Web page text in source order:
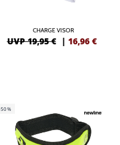
CHARGE VISOR
UVP 19,95 € | 16,96 €